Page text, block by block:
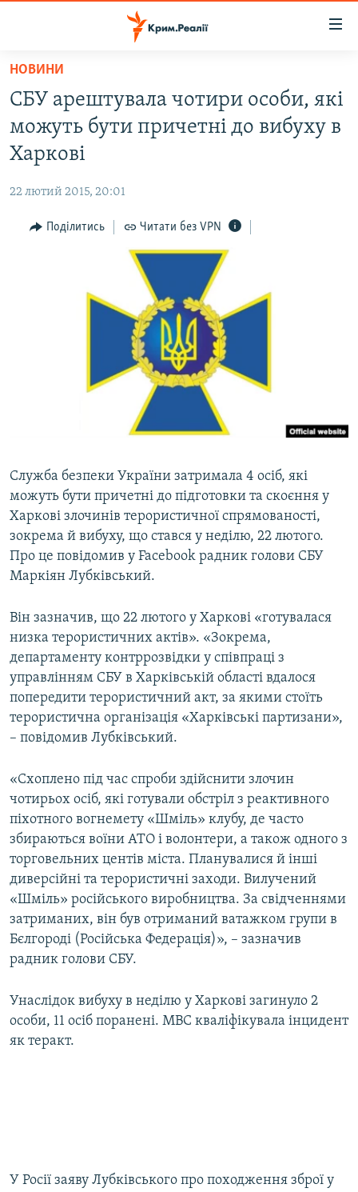
Перейти
основного
матеріалу
Перейти
до
основної
Перейти
ВОДА.КРИМ
ВІДЕО ТА ФОТО
БЛОГИ
ПОГЛЯД
ВІДЕОУРОКИ «ELIFBE»
УКРАЇНСЬКА ПРОБЛЕМА КРИМУ
ЯК ОБІЙТИ БЛОКУВАННЯ
Усі сайти RFE/RL
НОВИНИ
СБУ арештувала чотири особи, які
можуть бути причетні до вибуху в
Харкові
22 лютий 2015, 20:01
Поділитись Читати без VPN
Служба безпеки України затримала 4 осіб, які
можуть бути причетні до підготовки та скоєння у
Харкові злочинів терористичної спрямованості,
зокрема й вибуху, що стався у неділю, 22 лютого.
Про це повідомив у Facebook радник голови СБУ
Маркіян Лубківський.
Він зазначив, що 22 лютого у Харкові «готувалася
низка терористичних актів». «Зокрема,
департаменту контррозвідки у співпраці з
управлінням СБУ в Харківській області вдалося
попередити терористичний акт, за якими стоїть
терористична організація «Харківські партизани»,
– повідомив Лубківський.
«Схоплено під час спроби здійснити злочин
чотирьох осіб, які готували обстріл з реактивного
піхотного вогнемету «Шміль» клубу, де часто
збираються воїни АТО і волонтери, а також одного з
торговельних центів міста. Планувалися й інші
диверсійні та терористичні заходи. Вилучений
«Шміль» російського виробництва. За свідченнями
затриманих, він був отриманий ватажком групи в
Бєлгороді (Російська Федерація)», – зазначив
радник голови СБУ.
Унаслідок вибуху в неділю у Харкові загинуло 2
особи, 11 осіб поранені. МВС кваліфікувала інцидент
як теракт.
У Росії заяву Лубківського про походження зброї у